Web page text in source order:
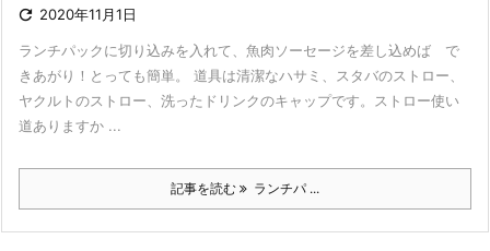
 2020年11月1日
ランチパックに切り込みを入れて、魚肉ソーセージを差し込めば で
きあがり！とっても簡単。 道具は清潔なハサミ、スタバのストロー、
ヤクルトのストロー、洗ったドリンクのキャップです。ストロー使い
道ありますか ...
記事を読む ランチパ ...